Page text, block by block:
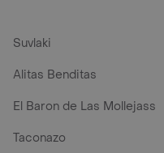
Suvlaki
Alitas Benditas
El Baron de Las Mollejass
Taconazo